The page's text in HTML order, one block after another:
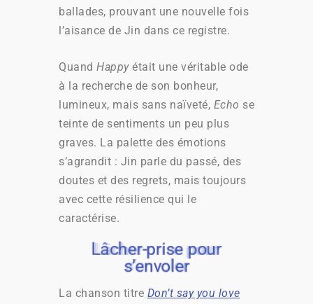
ballades, prouvant une nouvelle fois
l’aisance de Jin dans ce registre.
Quand Happyétait une véritable ode
à la recherche de son bonheur,
lumineux, mais sans naïveté, Echo se
teinte de sentiments un peu plus
graves. La palette des émotions
s’agrandit : Jin parle du passé, des
doutes et des regrets, mais toujours
avec cette résilience qui le
caractérise.
Lâcher-prise pour
s’envoler
Lâcher-prise pour
s’envoler
Lâcher-prise pour
s’envoler
Lâcher-prise pour
s’envoler
La chanson titre Don’t say you love